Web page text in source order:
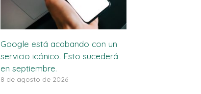
Google está acabando con un
servicio icónico. Esto sucederá
en septiembre.
8 de agosto de 2026